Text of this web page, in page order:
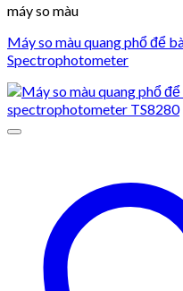
máy so màu
Máy so màu quang phổ để
Spectrophotometer